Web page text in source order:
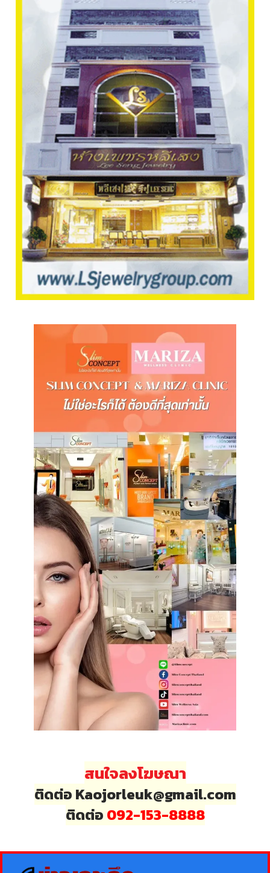
สนใจลงโฆษณา
ติดต่อ Kaojorleuk@gmail.com
ติดต่อ 092-153-8888